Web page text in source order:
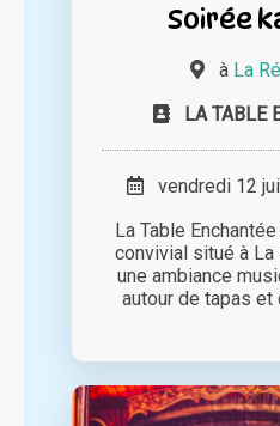
Soirée
à La
LA TABLE
vendredi 12
La Table
convivial situé à
une ambiance
autour de tapas et